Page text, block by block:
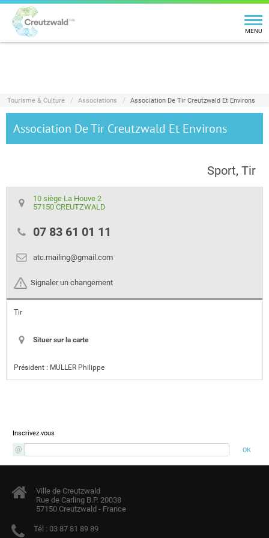
MENU
Tourisme & Culture Associations Association De Tir Creutzwald Et Environs
Association De Tir Creutzwald Et Environs
Sport, Tir
10 siège La Houve 2
57150 CREUTZWALD
07 83 61 01 11
atc.mailing@gmail.com
Signaler un changement
Tir
Situer sur la carte
Président : MULLER Philippe
Inscrivez vous
Ville de Creutzwald
Rue de Carling B.P. 20038
57150 Creutzwald - France
Tél : 03 87 81 89 89